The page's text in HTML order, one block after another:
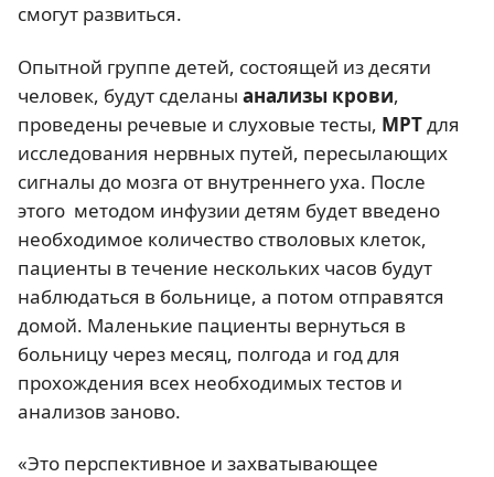
смогут развиться.
Опытной группе детей, состоящей из десяти
человек, будут сделаны анализы крови,
проведены речевые и слуховые тесты, МРТдля
исследования нервных путей, пересылающих
сигналы до мозга от внутреннего уха. После
этого методом инфузии детям будет введено
необходимое количество стволовых клеток,
пациенты в течение нескольких часов будут
наблюдаться в больнице, а потом отправятся
домой. Маленькие пациенты вернуться в
больницу через месяц, полгода и год для
прохождения всех необходимых тестов и
анализов заново.
«Это перспективное и захватывающее